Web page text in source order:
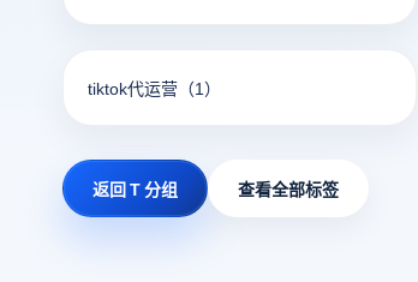
tiktok代运营 （1）
返回 T 分组 查看全部标签